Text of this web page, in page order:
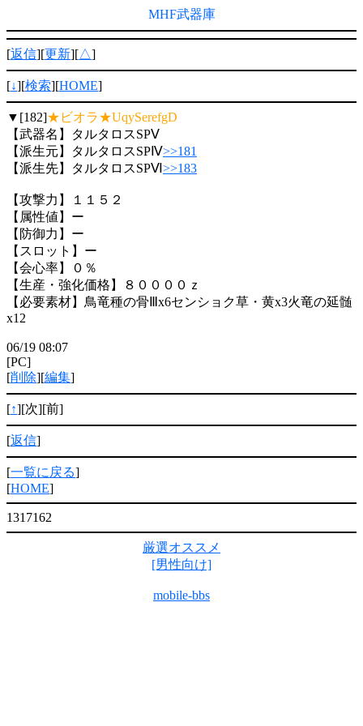
MHF武器庫
[返信][更新][△]
[↓][検索][HOME]
▼[182]★ビオラ★UqySerefgD
【武器名】タルタロスSPⅤ
【派生元】タルタロスSPⅣ>>181
【派生先】タルタロスSPⅥ >>183
【攻撃力】１１５２
【属性値】ー
【防御力】ー
【スロット】ー
【会心率】０％
【生産・強化価格】８００００ｚ
【必要素材】鳥竜種の骨Ⅲx6センショク草・黄x3火竜の延髄
x12
06/19 08:07
[PC]
[削除][編集]
[↑][次][前]
[返信]
[一覧に戻る]
[HOME]
1317162
厳選オススメ
[男性向け]
mobile-bbs